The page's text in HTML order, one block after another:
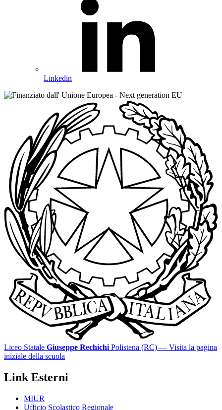
Linkedin
Liceo Statale Giuseppe Rechichi Polistena (RC) — Visita la pagina
iniziale della scuola
Link Esterni
MIUR
Ufficio Scolastico Regionale